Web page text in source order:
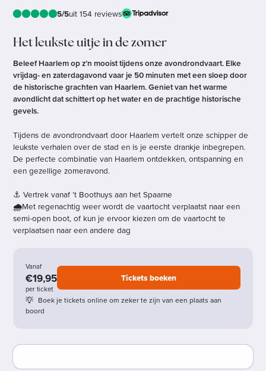
5/5uit 154 reviews
Het leukste uitje in de zomer
Beleef Haarlem op z’n mooist tijdens onze avondrondvaart. Elke
vrijdag- en zaterdagavond vaar je 50 minuten met een sloep door
de historische grachten van Haarlem. Geniet van het warme
avondlicht dat schittert op het water en de prachtige historische
gevels.
Tijdens de avondrondvaart door Haarlem vertelt onze schipper de
leukste verhalen over de stad en is je eerste drankje inbegrepen.
De perfecte combinatie van Haarlem ontdekken, ontspanning en
een gezellige zomeravond.
⚓ Vertrek vanaf ’t Boothuys aan het Spaarne
🌧️Met regenachtig weer wordt de vaartocht verplaatst naar een
semi-open boot, of kun je ervoor kiezen om de vaartocht te
verplaatsen naar een andere dag
Vanaf
€19,95
per ticket
Tickets boeken
Boek je tickets online om zeker te zijn van een plaats aan
boord